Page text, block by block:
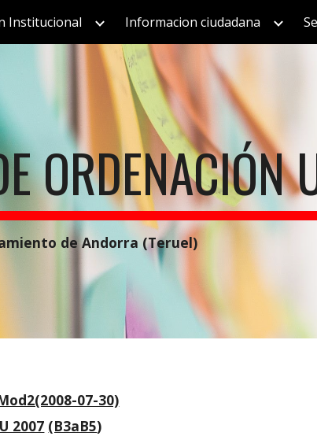
Skip to navigation
Institucional Informacion ciudadana
ORDENACIÓN
de Andorra (Teruel)
07-30)
2007 (B3aB5)